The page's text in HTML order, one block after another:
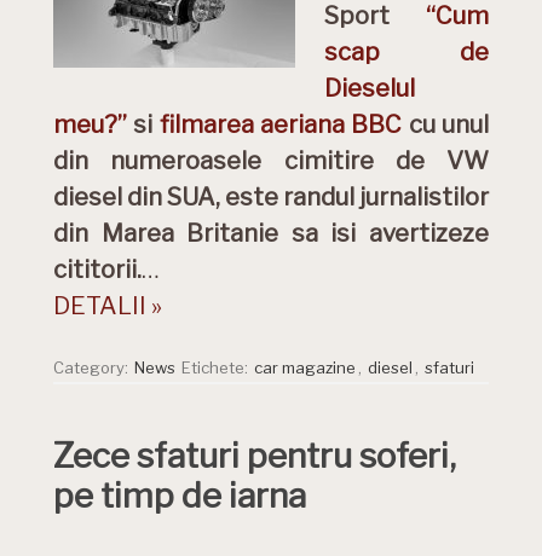
Sport “Cum
scap de
Dieselul
meu?” si filmarea aeriana BBC cu unul
din numeroasele cimitire de VW
diesel din SUA, este randul jurnalistilor
din Marea Britanie sa isi avertizeze
cititorii.…
DETALII »
Category: News Etichete: car magazine diesel sfaturi
Zece sfaturi pentru soferi,
pe timp de iarna